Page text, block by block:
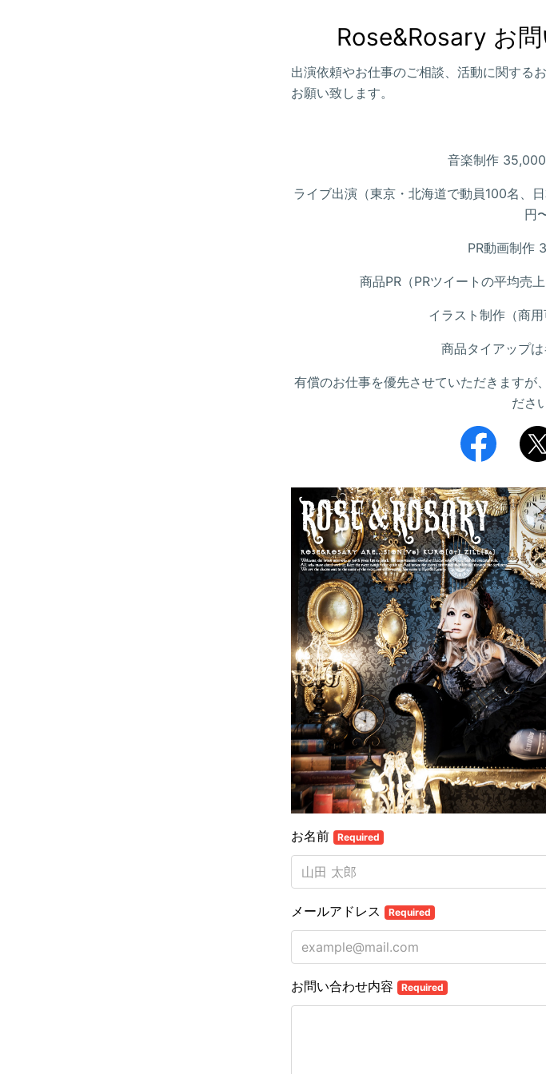
Rose&Rosary お
出演依頼やお仕事のご相談、活動に関する
お願い致します。
音楽制作
ライブ出演（東京・北海道で動員100名、
円
PR動画制作
商品PR（PRツイートの平均売
イラスト制作（商
商品タイアップ
有償のお仕事を優先させていただきますが
ださ
お名前 Required
メールアドレス Required
お問い合わせ内容 Required